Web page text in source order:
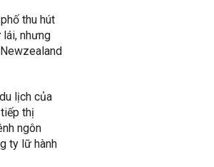
thu hút
nhưng
lịch của
thị
ngôn
ty lữ hành